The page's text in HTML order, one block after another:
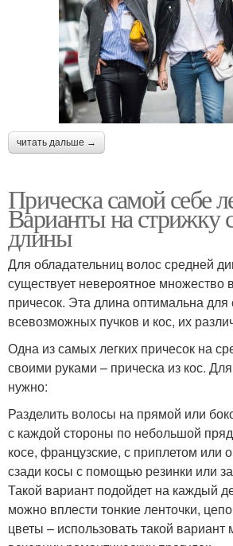
читать дальше →
Прическа самой себе
Варианты на стрижку
длины
Для обладательниц волос средней
существует невероятное множество
причесок. Эта длина оптимальна
всевозможных пучков и кос, их
Одна из самых легких причесок на
своими руками – прическа из кос.
нужно:
Разделить волосы на прямой или
с каждой стороны по небольшой
косе, французские, с приплетом или
сзади косы с помощью резинки или
Такой вариант подойдет на каждый
можно вплести тонкие ленточки,
цветы – использовать такой